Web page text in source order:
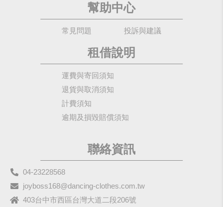
幫助中心
常見問題 投訴與建議
租借說明
運費與寄回須知
退貨與取消須知
計費須知
逾期及損毀賠償須知
聯絡資訊
04-23228568
joyboss168@dancing-clothes.com.tw
403台中市西區台灣大道二段206號